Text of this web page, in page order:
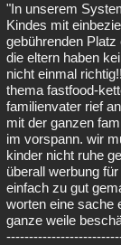
"In unserem
Kindes mit
gebührenden
die eltern haben
nicht einmal
thema fastfood-
familienvater rief
mit der ganzen
im vorspann. wir
kinder nicht ruhe
überall werbung
einfach zu gut
worten eine sache
ganze weile